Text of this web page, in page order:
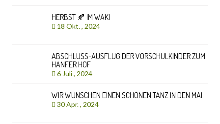
HERBST 🍂 IM WAKI
18 Okt. , 2024
ABSCHLUSS-AUSFLUG DER VORSCHULKINDER ZUM
HANFER HOF
6 Juli , 2024
WIR WÜNSCHEN EINEN SCHÖNEN TANZ IN DEN MAI.
30 Apr. , 2024